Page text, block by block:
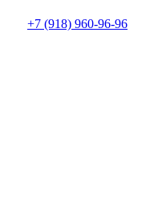
+7 (918) 960-96-96